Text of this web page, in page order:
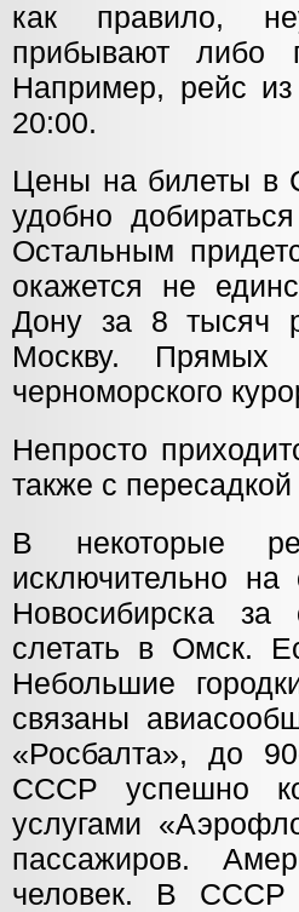
как правило,
прибывают либо
Например, рейс
20:00.
Цены на билеты в
удобно
Остальным
окажется не
Дону за 8 тысяч
Москву. Прямых
черноморского
Непросто
также с пересадкой
В некоторые
исключительно
Новосибирска за
слетать в Омск.
Небольшие
связаны
«Росбалта», до
СССР успешно
услугами
пассажиров.
человек. В